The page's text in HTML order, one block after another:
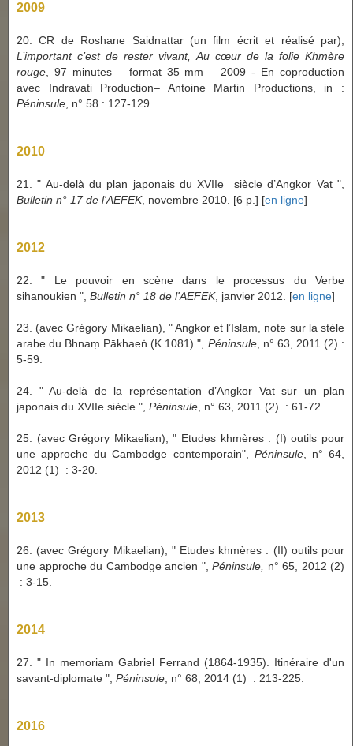
2009
20. CR de Roshane Saidnattar (un film écrit et réalisé par),
L’important c’est de rester vivant, Au cœur de la folie Khmère
rouge , 97 minutes – format 35 mm – 2009 - En coproduction
avec Indravati Production– Antoine Martin Productions, in :
Péninsule , n° 58 : 127-129.
2010
21. " Au-delà du plan japonais du XVIIe siècle d’Angkor Vat ",
Bulletin n° 17 de l'AEFEK, novembre 2010. [6 p.] [en ligne]
2012
22. " Le pouvoir en scène dans le processus du Verbe
sihanoukien ", Bulletin n° 18 de l'AEFEK, janvier 2012. [en ligne]
23. (avec Grégory Mikaelian), " Angkor et l’Islam, note sur la stèle
arabe du Bhnaṃ Pākhaeṅ (K.1081) ", Péninsule, n° 63, 2011 (2) :
5-59.
24. " Au-delà de la représentation d’Angkor Vat sur un plan
japonais du XVIIe siècle ", Péninsule , n° 63, 2011 (2) : 61-72.
25. (avec Grégory Mikaelian), " Etudes khmères : (I) outils pour
une approche du Cambodge contemporain", Péninsule, n° 64,
2012 (1) : 3-20.
2013
26. (avec Grégory Mikaelian), " Etudes khmères : (II) outils pour
une approche du Cambodge ancien ", Péninsule,
n° 65, 2012 (2)
: 3-15.
2014
27. " In memoriam Gabriel Ferrand (1864-1935). Itinéraire d'un
savant-diplomate ", Péninsule , n° 68, 2014 (1) : 213-225.
2016